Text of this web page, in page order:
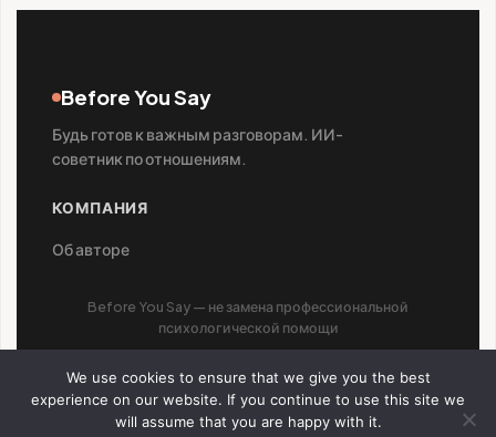
Before You Say
Будь готов к важным разговорам. ИИ-
советник по отношениям.
КОМПАНИЯ
Об авторе
Before You Say — не замена профессиональной
психологической помощи
© 2026 Before You Say
КонфиденциальностьУсловия
We use cookies to ensure that we give you the best
experience on our website. If you continue to use this site we
will assume that you are happy with it.